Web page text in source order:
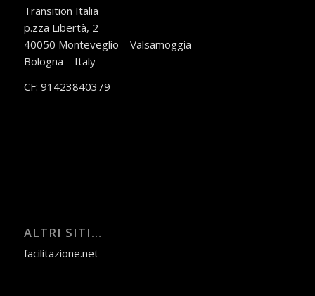
Transition Italia
p.zza Libertà, 2
40050 Monteveglio – Valsamoggia
Bologna – Italy
CF: 91423840379
ALTRI SITI…
facilitazione.net